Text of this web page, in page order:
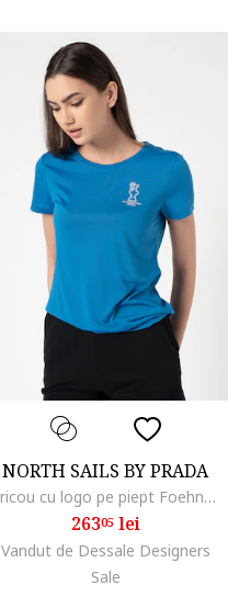
NORTH SAILS BY PRADA
Tricou cu logo pe piept Foehn, Albastru royal
26305lei
Vandut de Dessale Designers
Sale